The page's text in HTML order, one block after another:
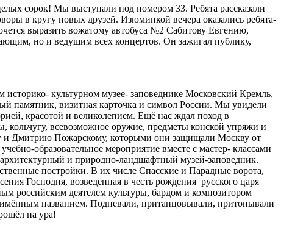
сорок! Мы выступали под номером 33. Ребята рассказали
в кругу новых друзей. Изюминкой вечера оказались ребята-
выразить вожатому автобуса №2 Сабитову Евгению,
но и ведущим всех концертов. Он зажигал публику,
культурном музее- заповеднике Московский Кремль,
памятник, визитная карточка и символ России. Мы увидели
красотой и великолепием. Ещё нас ждал поход в
всевозможное оружие, предметы конской упряжи и
и Дмитрию Пожарскому, которыми они защищали Москву от
образовательное мероприятие вместе с мастер- классами
и природно-ландшафтный музей-заповедник.
постройки. В их числе Спасские и Парадные ворота,
Господня, возведённая в честь рождения русского царя
российским деятелем культуры, бардом и композитором
названием. Подпевали, пританцовывали, притопывали
на ура!